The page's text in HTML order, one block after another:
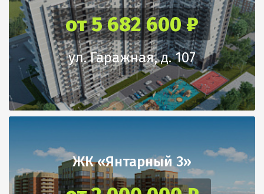
от 5 682 600 ₽
ул. Гаражная, д. 107
ЖК «Янтарный 3»